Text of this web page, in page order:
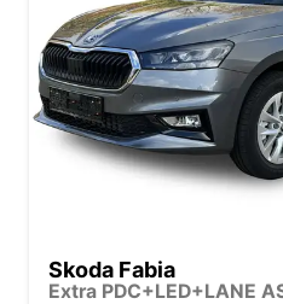
Skoda Fabia
Extra PDC+LED+LANE